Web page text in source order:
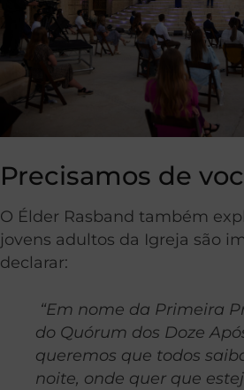
Precisamos de
O Élder Rasband também
jovens adultos da Igreja são
declarar:
“Em nome da Primeira
do Quórum dos Doze
queremos que todos
noite, onde quer que